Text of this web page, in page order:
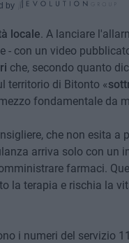
by
locale. A lanciare
- con un video
che, secondo quanto
territorio di Bitonto «
fondamentale da
che non esita a
arriva solo con un
farmaci.
la terapia e rischia la
i numeri del servizio